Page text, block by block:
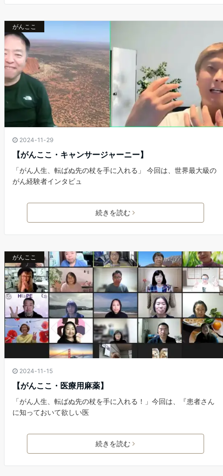
がんここ
2024-11-29
【がんここ・キャンサージャーニー】
「がん人生、転ばぬ先の杖を手に入れる」 今回は、世界最大級の
がん経験者インタビュ
続きを読む
がんここ
2024-11-15
【がんここ・医療用麻薬】
「がん人生、転ばぬ先の杖を手に入れる！」今回は、『患者さん
に知っておいて欲しい医
続きを読む